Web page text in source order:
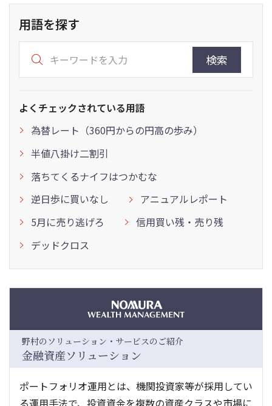
用語を探す
検索
よくチェックされている用語
為替レート（360円からの円高の歩み）
半値八掛け二割引
落ちてくるナイフはつかむな
逆日歩に買いなし
アニュアルレポート
5月に売り逃げろ
信用買い残・売り残
デッドクロス
野村のソリューション・サービスのご紹介
金融資産ソリューション
ポートフォリオ運用とは、機関投資家等が採用してい
る運用手法で、投資資金を複数の資産クラスや市場に